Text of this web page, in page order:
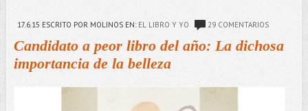
17.6.15 ESCRITO POR MOLINOS EN: EL LIBRO Y YO 29 COMENTARIOS
Candidato a peor libro del año: La dichosa
importancia de la belleza